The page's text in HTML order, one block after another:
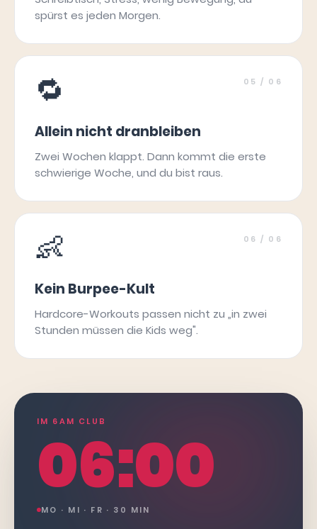
spürst es jeden Morgen.
🔁 05 / 06
Allein nicht dranbleiben
Zwei Wochen klappt. Dann kommt die erste
schwierige Woche, und du bist raus.
👶 06 / 06
Kein Burpee-Kult
Hardcore-Workouts passen nicht zu „in zwei
Stunden müssen die Kids weg".
IM 6AM CLUB
06:00
MO · MI · FR · 30 MIN